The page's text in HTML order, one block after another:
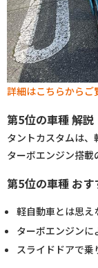
詳細はこちらからご
第5位の車種 解説
タントカスタムは、
ターボエンジン搭載
第5位の車種 おす
軽自動車とは思え
ターボエンジン
スライドドアで乗